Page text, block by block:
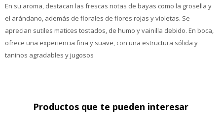
En su aroma, destacan las frescas notas de bayas como la grosella y
el arándano, además de florales de flores rojas y violetas. Se
aprecian sutiles matices tostados, de humo y vainilla debido. En boca,
ofrece una experiencia fina y suave, con una estructura sólida y
taninos agradables y jugosos
Productos que te pueden interesar